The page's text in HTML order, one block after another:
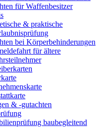
für Waffenbesitzer
& praktische
bei Körperbehinderungen
für ältere
& -gutachten
baubegleitend